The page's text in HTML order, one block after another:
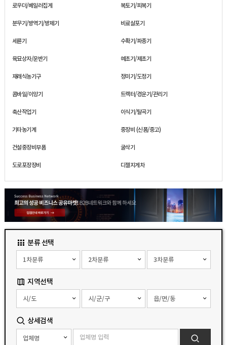
로우더/베일러집게 복토기/피복기
분무기/방역기/방제기 비료살포기
세륜기 수확기/파종기
육묘상자/운반기 예초기/제초기
재래식농기구 정미기/도정기
콤바일/이앙기 트랙터/경운기/관리기
축산작업기 이식기/탈곡기
기타농기계 중장비 (신품/중고)
건설중장비부품 굴삭기
도로포장장비 디젤지게차
분류 선택
지역선택
상세검색